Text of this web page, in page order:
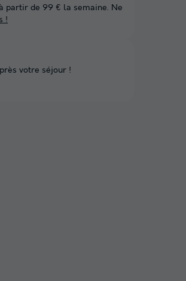
partir de 99 € la semaine. Ne
!
votre séjour !